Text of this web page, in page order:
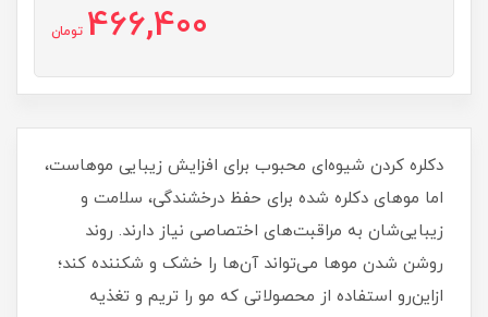
466,400 تومان
دکلره کردن شیوه‌ای محبوب برای افزایش زیبایی موهاست،
اما موهای دکلره شده برای حفظ درخشندگی، سلامت و
زیبایی‌شان به مراقبت‌های اختصاصی نیاز دارند. روند
روشن شدن موها می‌تواند آن‌ها را خشک و شکننده کند؛
ازاین‌رو استفاده از محصولاتی که مو را تریم و تغذیه